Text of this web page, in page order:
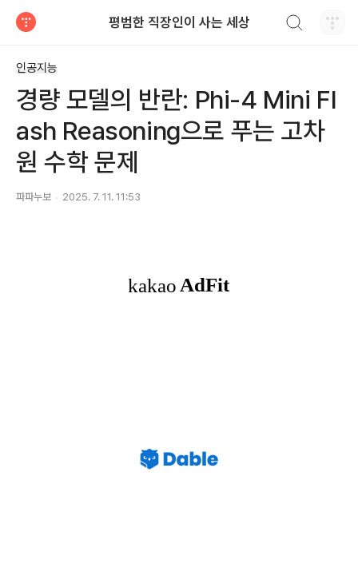
평범한 직장인이 사는 세상
인공지능
경량 모델의 반란: Phi-4 Mini Fl
ash Reasoning으로 푸는 고차
원 수학 문제
파파누보 2025. 7. 11. 11:53